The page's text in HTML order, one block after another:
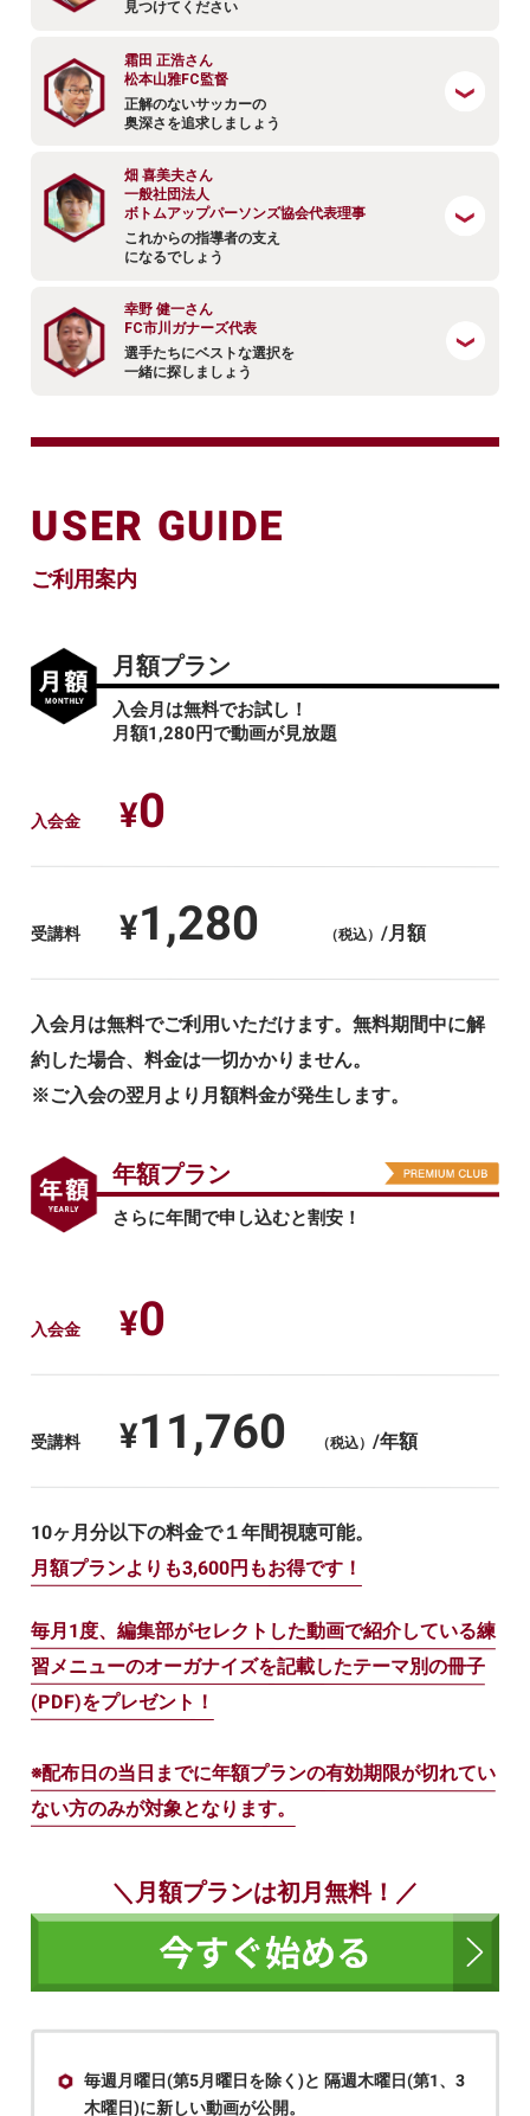
見つけてください
霜田 正浩さん
松本山雅FC監督
正解のないサッカーの
奥深さを追求しましょう
畑 喜美夫さん
一般社団法人
ボトムアップパーソンズ協会代表理事
これからの指導者の支え
になるでしょう
幸野 健一さん
FC市川ガナーズ代表
選手たちにベストな選択を
一緒に探しましょう
USER GUIDE
ご利用案内
月額プラン
入会月は無料でお試し！
月額1,280円で動画が見放題
入会金 ¥0
受講料 ¥1,280 （税込） /月額
入会月は無料でご利用いただけます。無料期間中に解
約した場合、料金は一切かかりません。
※ご入会の翌月より月額料金が発生します。
年額プラン
さらに年間で申し込むと割安！
入会金 ¥0
受講料 ¥11,760 （税込）/年額
10ヶ月分以下の料金で１年間視聴可能。
月額プランよりも3,600円もお得です！
毎月1度、編集部がセレクトした動画で紹介している練
習メニューのオーガナイズを記載したテーマ別の冊子
(PDF)をプレゼント！
※配布日の当日までに年額プランの有効期限が切れてい
ない方のみが対象となります。
＼月額プランは初月無料！／
毎週月曜日(第5月曜日を除く)と 隔週木曜日(第1、3
木曜日)に新しい動画が公開。